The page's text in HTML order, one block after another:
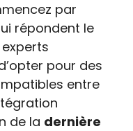
par
répondent le
pour des
entre
de la dernière